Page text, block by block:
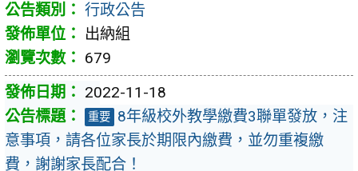
行政公告
出納組
679
2022-11-18
重要 8年級校外教學繳費3聯單發放，注
意事項，請各位家長於期限內繳費，並勿重複繳
費，謝謝家長配合！